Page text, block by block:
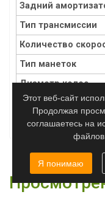
Задний
Тип трансмиссии
Количество
Тип манеток
Диаметр колес
Передний тормоз
Материал педалей
Этот веб-сайт
Продолжая
соглашаетесь на
файлов
Я понимаю